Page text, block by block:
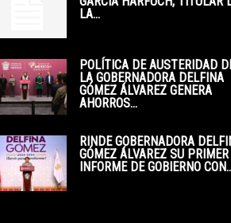
LA...
POLÍTICA DE AUSTERIDAD
LA GOBERNADORA DELFINA
GÓMEZ ÁLVAREZ GENERA
AHORROS...
RINDE GOBERNADORA
GÓMEZ ÁLVAREZ SU PRIMER
INFORME DE GOBIERNO